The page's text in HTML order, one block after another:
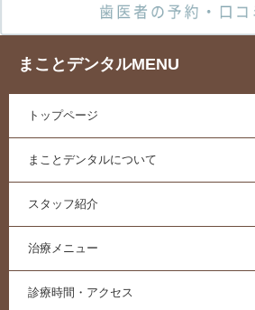
まことデンタルMENU
トップページ
まことデンタルについて
スタッフ紹介
治療メニュー
診療時間・アクセス